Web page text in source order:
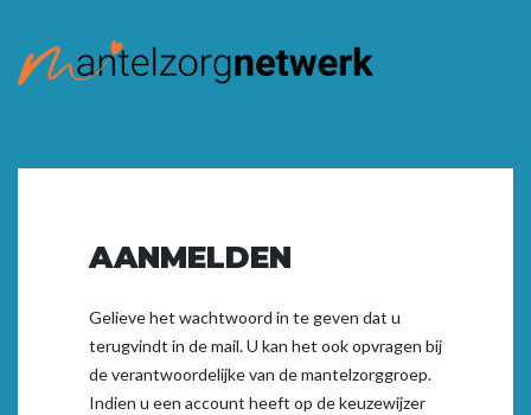
AANMELDEN
Gelieve het wachtwoord in te geven dat u
terugvindt in de mail. U kan het ook opvragen bij
de verantwoordelijke van de mantelzorggroep.
Indien u een account heeft op de keuzewijzer